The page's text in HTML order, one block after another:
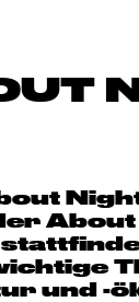
About
und -